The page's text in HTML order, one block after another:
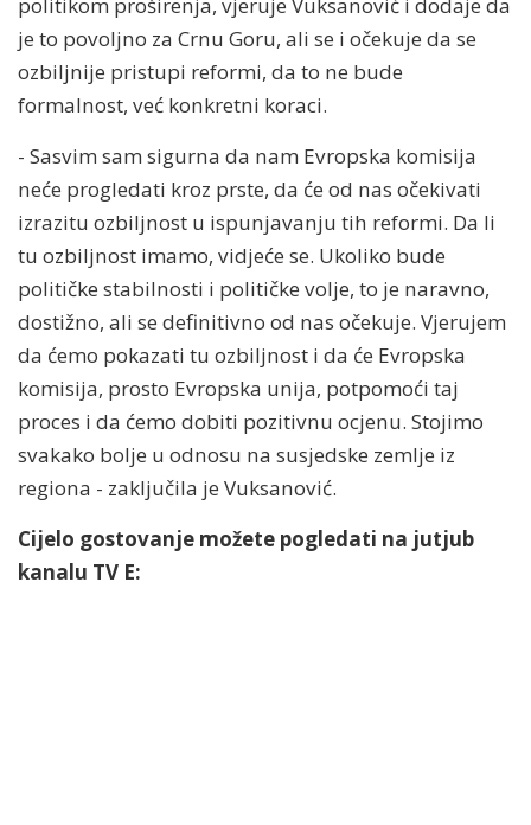
je to povoljno za Crnu Goru, ali se i očekuje da se
ozbiljnije pristupi reformi, da to ne bude
formalnost, već konkretni koraci.
- Sasvim sam sigurna da nam Evropska komisija
neće progledati kroz prste, da će od nas očekivati
izrazitu ozbiljnost u ispunjavanju tih reformi. Da li
tu ozbiljnost imamo, vidjeće se. Ukoliko bude
političke stabilnosti i političke volje, to je naravno,
dostižno, ali se definitivno od nas očekuje. Vjerujem
da ćemo pokazati tu ozbiljnost i da će Evropska
komisija, prosto Evropska unija, potpomoći taj
proces i da ćemo dobiti pozitivnu ocjenu. Stojimo
svakako bolje u odnosu na susjedske zemlje iz
regiona - zaključila je Vuksanović.
Cijelo gostovanje možete pogledati na jutjub
kanalu TV E: